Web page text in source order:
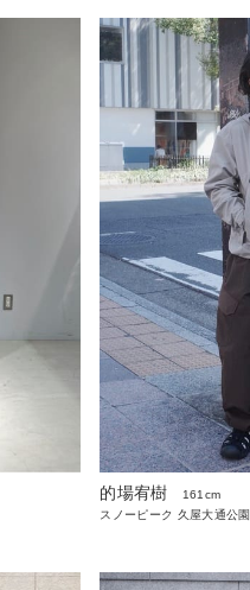
的場宥樹
161cm
スノーピーク 久屋大通公園